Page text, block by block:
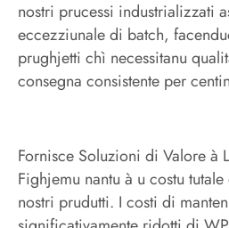
nostri prucessi industrializzati
eccezziunale di batch,
prughjetti chì necessitanu
consegna consistente per
Fornisce Soluzioni di Valore à
Fighjemu nantu à u costu
nostri prudutti. I costi di